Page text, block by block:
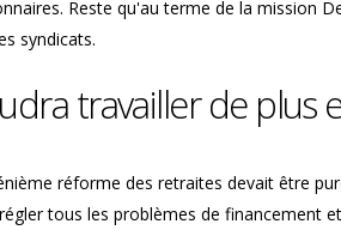
Reste qu'au terme de la mission
syndicats.
travailler de plus
réforme des retraites devait être
tous les problèmes de financement